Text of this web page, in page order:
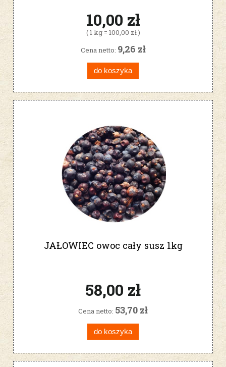
10,00 zł
( 1 kg = 100,00 zł )
Cena netto: 9,26 zł
do koszyka
JAŁOWIEC owoc cały susz 1kg
58,00 zł
Cena netto: 53,70 zł
do koszyka